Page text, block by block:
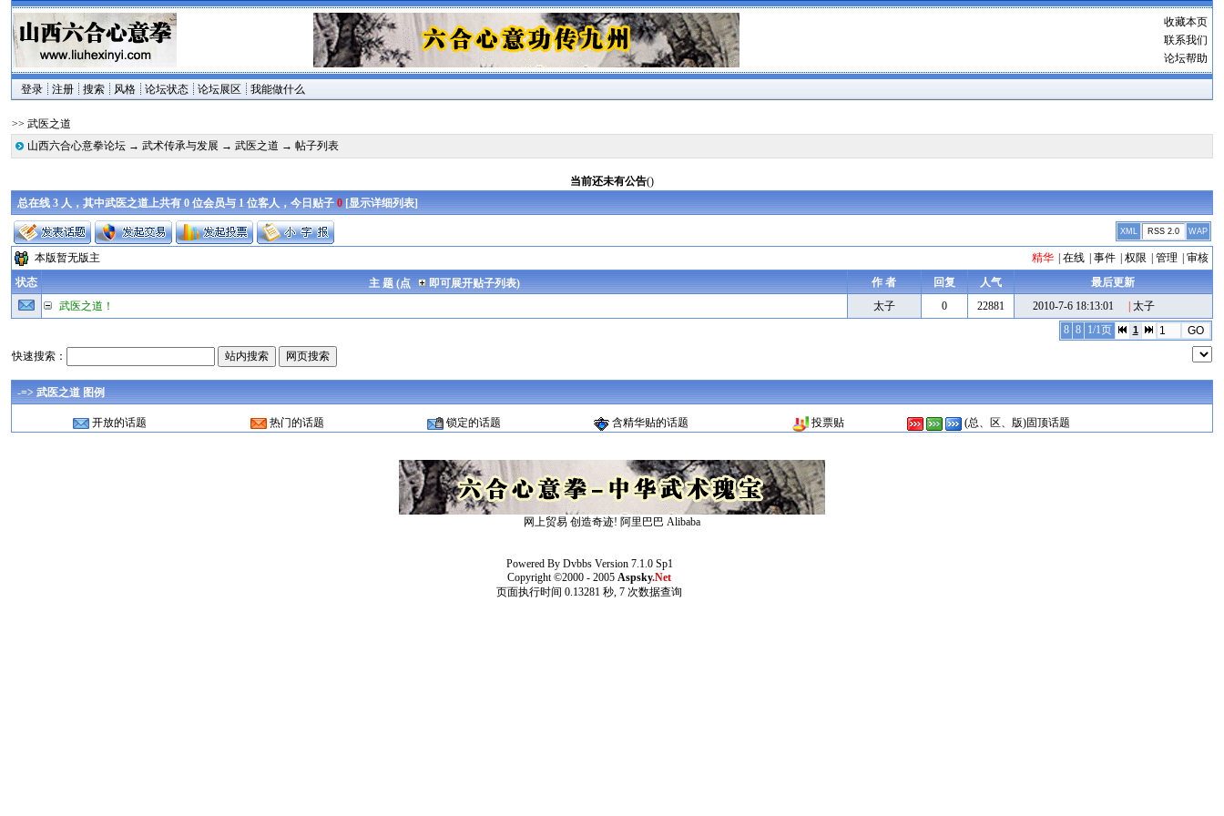
收藏本页
联系我们
论坛帮助
登录 注册 搜索 风格 论坛状态 论坛展区 我能做什么
>> 武医之道
山西六合心意拳论坛 →武术传承与发展 →武医之道 → 帖子列表
当前还未有公告()
总在线 3 人，其中武医之道上共有 0 位会员与 1 位客人，今日贴子0[显示详细列表]
XML RSS 2.0 WAP
精华 在线 事件 权限 管理 审核
本版暂无版主
作 者
回复 人气 最后更新
状态 主 题 (点
即可展开贴子列表)
太子
0 22881 2010-7-6 18:13:01 太子
武医之道！
8 8 1/1页 1
快速搜索：
-=> 武医之道 图例
开放的话题 热门的话题 锁定的话题 含精华贴的话题 投票贴 (总、区、版)固顶话题
网上贸易 创造奇迹! 阿里巴巴 Alibaba
Powered By Dvbbs Version 7.1.0 Sp1
Copyright ©2000 - 2005 Aspsky.Net
页面执行时间 0.13281 秒, 7 次数据查询